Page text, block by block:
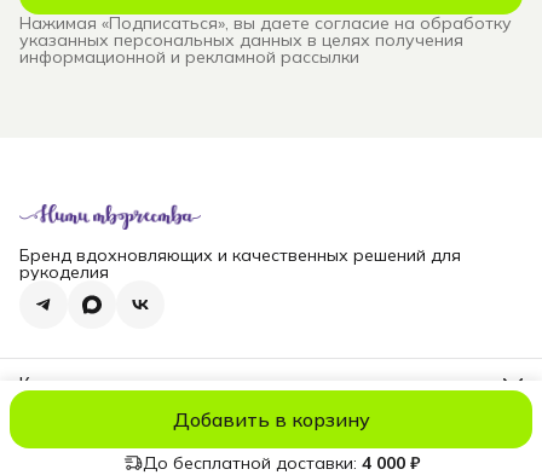
Добавить в корзину
До бесплатной доставки: 4 000 ₽
Нажимая «Подписаться», вы даете согласие на обработку
указанных персональных данных в целях получения
информационной и рекламной рассылки
Бренд вдохновляющих и качественных решений для
рукоделия
Контакты
Эл. почта
nititv@yandex.ru
© niti_liveОплатаДоставкаПравила возвратаРеквизиты